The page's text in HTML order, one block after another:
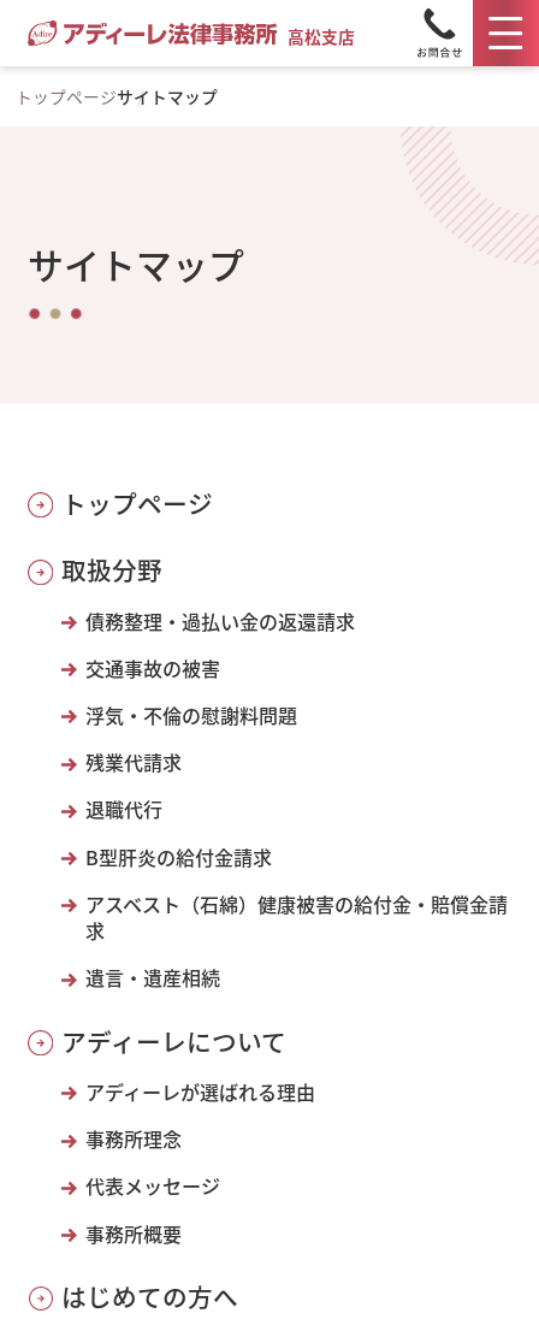
高松支店
トップページサイトマップ
サイトマップ
トップページ
取扱分野
債務整理・過払い金の返還請求
交通事故の被害
浮気・不倫の慰謝料問題
残業代請求
退職代行
B型肝炎の給付金請求
アスベスト（石綿）健康被害の給付金・賠償金請
求
遺言・遺産相続
アディーレについて
アディーレが選ばれる理由
事務所理念
代表メッセージ
事務所概要
はじめての方へ